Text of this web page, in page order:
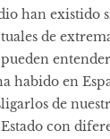
han existido
de
pueden
habido en
de
con